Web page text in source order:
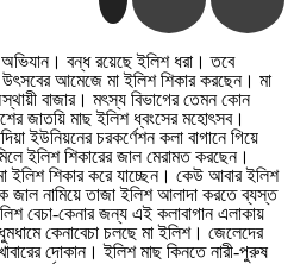
অভিযান। বন্ধ রয়েছে ইলিশ ধরা। তবে
উৎসবের আমেজে মা ইলিশ শিকার করছেন। মা
বাজার। মৎস্য বিভাগের তেমন কোন
জাতয়ি মাছ ইলিশ ধ্বংসের মহোৎসব।
ইউনিয়নের চরকর্ণেশন কলা বাগানে গিয়ে
ইলিশ শিকারের জাল মেরামত করছেন।
ইলিশ শিকার করে যাচ্ছেন। কেউ আবার ইলিশ
নামিয়ে তাজা ইলিশ আলাদা করতে ব্যস্ত
বেচা-কেনার জন্য এই কলাবাগান এলাকায়
কেনাবেচা চলছে মা ইলিশ। জেলেদের
দোকান। ইলিশ মাছ কিনতে নারী-পুরুষ